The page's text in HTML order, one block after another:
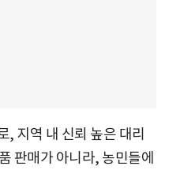
지역 내 신뢰 높은 대리
판매가 아니라, 농민들에